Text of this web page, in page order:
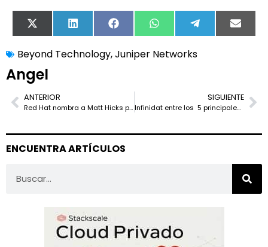
X
(Twitter)
LinkedIn FacebookWhatsApp TelegramEmail
Beyond Technology,Juniper Networks
Angel
ANTERIOR
Red Hat nombra a Matt Hicks presidente ejecutivo y CEO
SIGUIENTE
Infinidat entre los 5 principales fabricantes de soluciones Storage as a Service a nivel mundial
ENCUENTRA ARTÍCULOS